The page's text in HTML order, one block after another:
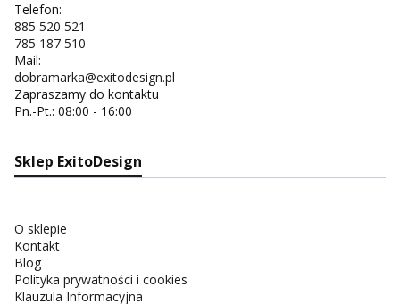
Telefon:
885 520 521
785 187 510
Mail:
dobramarka@exitodesign.pl
Zapraszamy do kontaktu
Pn.-Pt.: 08:00 - 16:00
Sklep ExitoDesign
O sklepie
Kontakt
Blog
Polityka prywatności i cookies
Klauzula Informacyjna